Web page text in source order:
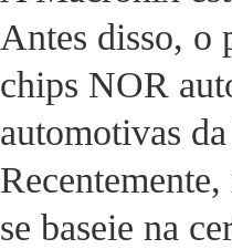
Antes disso, o
chips NOR
automotivas
se baseie na